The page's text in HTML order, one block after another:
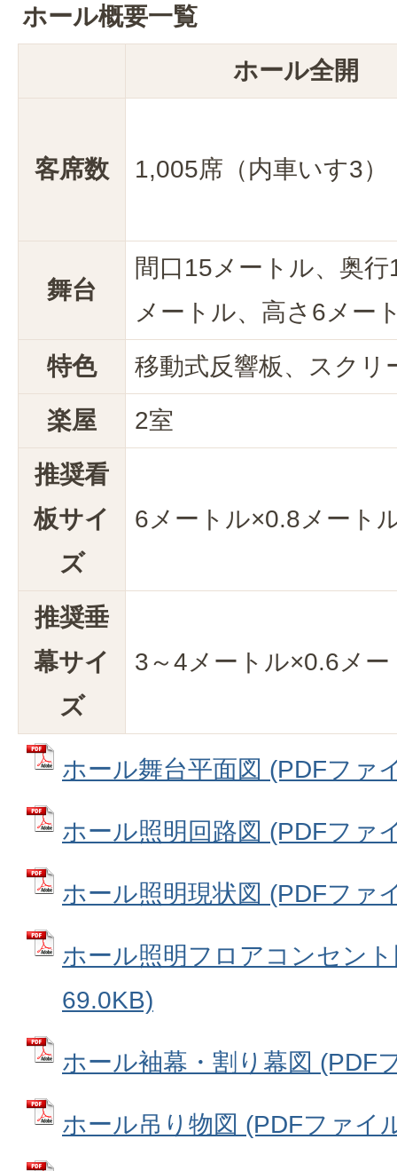
ホール概要一覧
ホール全開
客席数 1,005席（内車いす3）
舞台
間口15メートル、奥行
メートル、高さ6メー
特色
移動式反響板、スクリ
楽屋
2室
推奨看
板サイ
ズ
6メートル×0.8メート
推奨垂
幕サイ
ズ
3～4メートル×0.6メー
ホール舞台平面図 (PDFファ
ホール照明回路図 (PDFファ
ホール照明現状図 (PDFファ
ホール照明フロアコンセン
69.0KB)
ホール袖幕・割り幕図 (PDF
ホール吊り物図 (PDFファイ